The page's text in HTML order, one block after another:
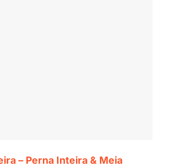
– Perna Inteira & Meia